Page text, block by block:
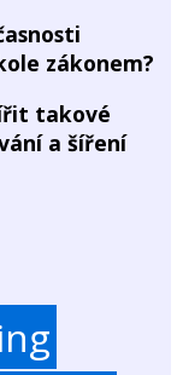
zákonem?
takové
a šíření